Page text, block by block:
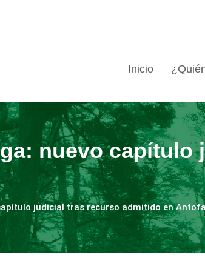
Inicio
nuevo
judicial tras recurso admitido en